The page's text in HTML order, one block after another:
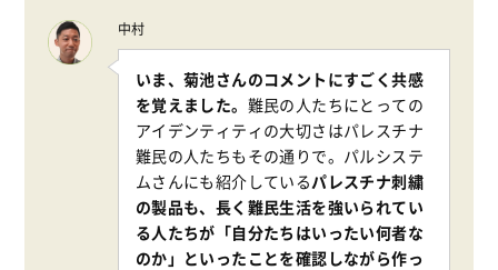
中村
いま、菊池さんのコメントにすごく共感
を覚えました。 難民の人たちにとっての
アイデンティティの大切さはパレスチナ
難民の人たちもその通りで。パルシステ
ムさんにも紹介しているパレスチナ刺繍
の製品も、長く難民生活を強いられてい
る人たちが「自分たちはいったい何者な
のか」といったことを確認しながら作っ